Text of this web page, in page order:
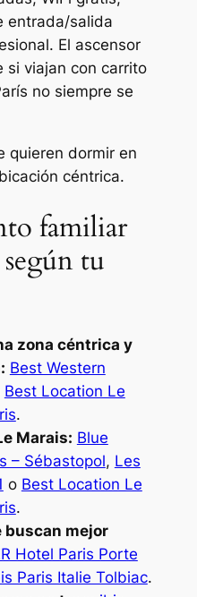
entrada/salida
El ascensor
si viajan con carrito
no siempre se
quieren dormir en
céntrica.
familiar
tu
zona céntrica y
Best Western
Best Location Le
.
Marais: Blue
– Sébastopol, Les
o Best Location Le
.
buscan mejor
Hotel Paris Porte
Paris Italie Tolbiac.